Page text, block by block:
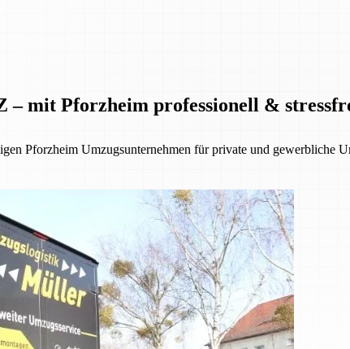
– mit Pforzheim professionell &
Pforzheim Umzugsunternehmen für private und gewerbliche